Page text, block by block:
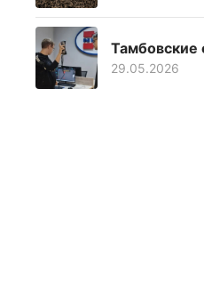
Тамбовские
29.05.2026